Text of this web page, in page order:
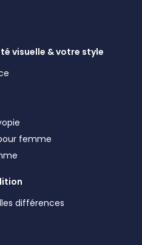
visuelle & votre style
femme
différences